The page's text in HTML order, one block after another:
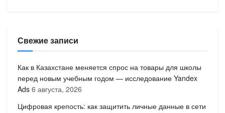
Свежие записи
Как в Казахстане меняется спрос на товары для школы
перед новым учебным годом — исследование Yandex
Ads 6 августа, 2026
Цифровая крепость: как защитить личные данные в сети